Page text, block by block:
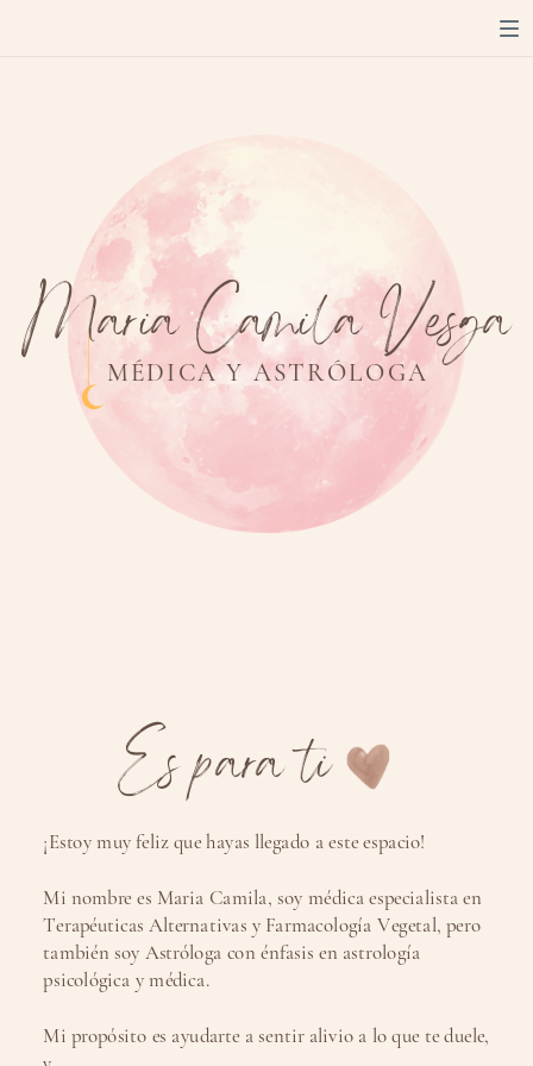
MariaCamilaVesga
MÉDICA Y ASTRÓLOGA
Es para ti
¡Estoy muy feliz que hayas llegado a este espacio!
Mi nombre es Maria Camila, soy médica especialista en
Terapéuticas Alternativas y Farmacología Vegetal, pero
también soy Astróloga con énfasis en astrología
psicológica y médica.
Mi propósito es ayudarte a sentir alivio a lo que te duele,